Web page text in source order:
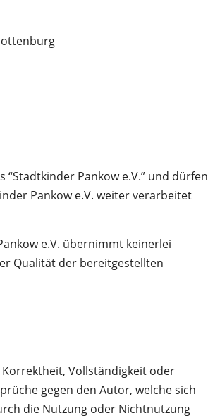
Pankow e.V.” und dürfen
Pankow e.V. weiter verarbeitet
e.V. übernimmt keinerlei
Qualität der bereitgestellten
Vollständigkeit oder
gegen den Autor, welche sich
die Nutzung oder Nichtnutzung